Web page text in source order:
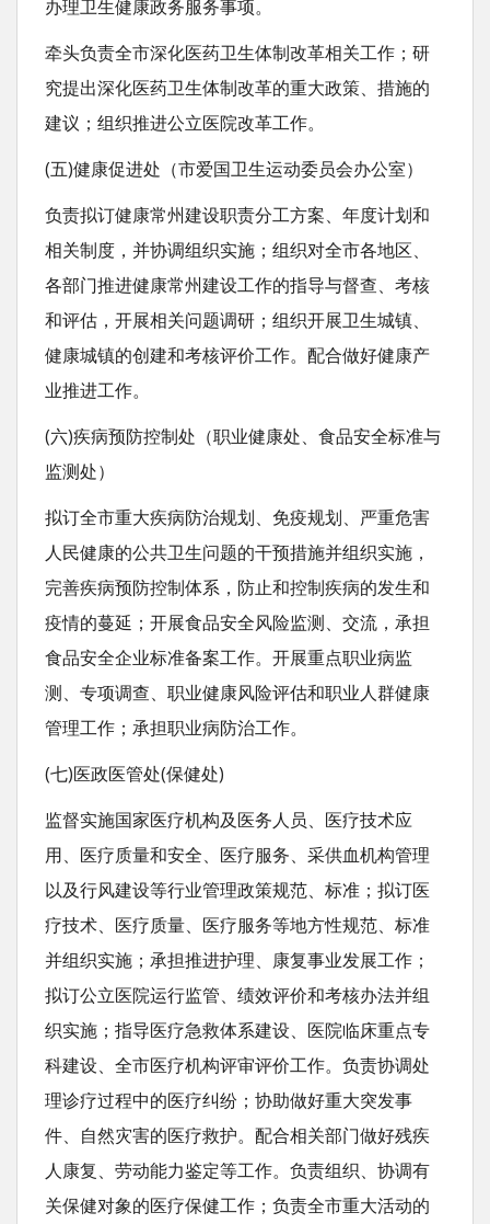
办理卫生健康政务服务事项。
牵头负责全市深化医药卫生体制改革相关工作；研
究提出深化医药卫生体制改革的重大政策、措施的
建议；组织推进公立医院改革工作。
(五)健康促进处（市爱国卫生运动委员会办公室）
负责拟订健康常州建设职责分工方案、年度计划和
相关制度，并协调组织实施；组织对全市各地区、
各部门推进健康常州建设工作的指导与督查、考核
和评估，开展相关问题调研；组织开展卫生城镇、
健康城镇的创建和考核评价工作。配合做好健康产
业推进工作。
(六)疾病预防控制处（职业健康处、食品安全标准与
监测处）
拟订全市重大疾病防治规划、免疫规划、严重危害
人民健康的公共卫生问题的干预措施并组织实施，
完善疾病预防控制体系，防止和控制疾病的发生和
疫情的蔓延；开展食品安全风险监测、交流，承担
食品安全企业标准备案工作。开展重点职业病监
测、专项调查、职业健康风险评估和职业人群健康
管理工作；承担职业病防治工作。
(七)医政医管处(保健处)
监督实施国家医疗机构及医务人员、医疗技术应
用、医疗质量和安全、医疗服务、采供血机构管理
以及行风建设等行业管理政策规范、标准；拟订医
疗技术、医疗质量、医疗服务等地方性规范、标准
并组织实施；承担推进护理、康复事业发展工作；
拟订公立医院运行监管、绩效评价和考核办法并组
织实施；指导医疗急救体系建设、医院临床重点专
科建设、全市医疗机构评审评价工作。负责协调处
理诊疗过程中的医疗纠纷；协助做好重大突发事
件、自然灾害的医疗救护。配合相关部门做好残疾
人康复、劳动能力鉴定等工作。负责组织、协调有
关保健对象的医疗保健工作；负责全市重大活动的